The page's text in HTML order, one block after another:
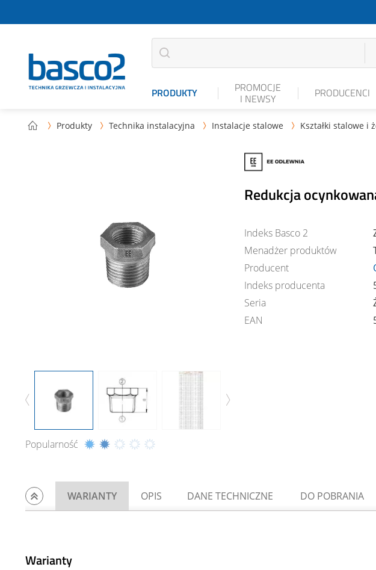
PRODUKTY PROMOCJE
I NEWSY PRODUCENCI
 Produkty  Technika instalacyjna  Instalacje stalowe  Kształki stalowe i
Popularność
Redukcja
Indeks Basco 2
Menadżer produktów
Producent
Indeks producenta
Seria
EAN
WARIANTY OPIS DANE TECHNICZNE DO POBRANIA
Warianty